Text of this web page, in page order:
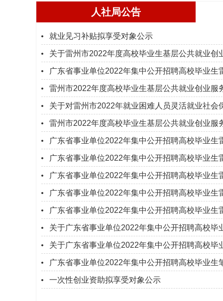
人社局公告
就业见习补贴拟享受对象公示
关于雷州市2022年度高校毕业生基层公共就业创
广东省事业单位2022年集中公开招聘高校毕业
雷州市2022年度高校毕业生基层公共就业创业服
关于对雷州市2022年就业困难人员灵活就业社会
雷州市2022年度高校毕业生基层公共就业创业
广东省事业单位2022年集中公开招聘高校毕业
广东省事业单位2022年集中公开招聘高校毕业
广东省事业单位2022年集中公开招聘高校毕业生
广东省事业单位2022年集中公开招聘高校毕业
广东省事业单位2022年集中公开招聘高校毕业生
关于广东省事业单位2022年集中公开招聘高校
关于广东省事业单位2022年集中公开招聘高校毕
广东省事业单位2022年集中公开招聘高校毕业生
一次性创业资助拟享受对象公示